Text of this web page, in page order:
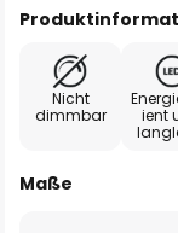
Nicht
dimmbar
ient
Maße